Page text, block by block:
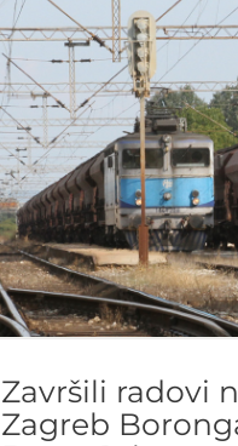
Završili radovi
Zagreb